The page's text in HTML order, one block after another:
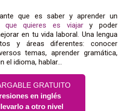
que es saber y aprender un
quieres es viajary poder
en tu vida laboral. Una lengua
y áreas diferentes: conocer
temas, aprender gramática,
el idioma, hablar…
GRATUITO
en inglés
a otro nivel